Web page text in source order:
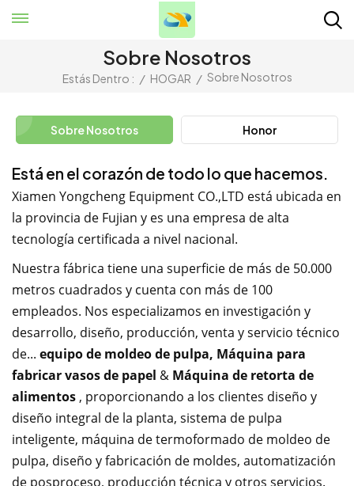
Sobre Nosotros
Estás Dentro : / HOGAR / Sobre Nosotros
Sobre Nosotros Honor
Está en el corazón de todo lo que hacemos.
Xiamen Yongcheng Equipment CO.,LTD está ubicada en
la provincia de Fujian y es una empresa de alta
tecnología certificada a nivel nacional.
Nuestra fábrica tiene una superficie de más de 50.000
metros cuadrados y cuenta con más de 100
empleados. Nos especializamos en investigación y
desarrollo, diseño, producción, venta y servicio técnico
de... equipo de moldeo de pulpa, Máquina para
fabricar vasos de papel & Máquina de retorta de
alimentos , proporcionando a los clientes diseño y
diseño integral de la planta, sistema de pulpa
inteligente, máquina de termoformado de moldeo de
pulpa, diseño y fabricación de moldes, automatización
de posproceso, producción técnica y otros servicios.